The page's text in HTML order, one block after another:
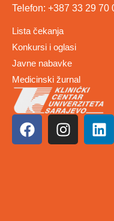
Telefon: +387 33 29 70
Lista čekanja
Konkursi i oglasi
Javne nabavke
Medicinski žurnal